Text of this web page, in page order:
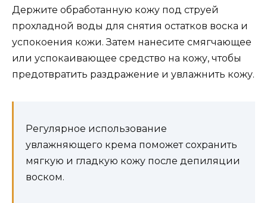
Держите обработанную кожу под струей
прохладной воды для снятия остатков воска и
успокоения кожи. Затем нанесите смягчающее
или успокаивающее средство на кожу, чтобы
предотвратить раздражение и увлажнить кожу.
Регулярное использование
увлажняющего крема поможет сохранить
мягкую и гладкую кожу после депиляции
воском.